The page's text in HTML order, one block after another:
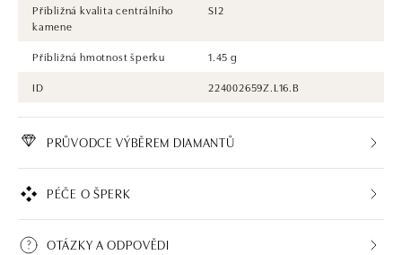
Přibližná kvalita centrálního
kamene
SI2
Přibližná hmotnost šperku
1.45 g
ID
224002659Z.L16.B
PRŮVODCE VÝBĚREM DIAMANTŮ
PÉČE O ŠPERK
OTÁZKY A ODPOVĚDI